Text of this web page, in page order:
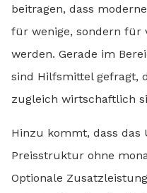
beitragen, dass
für wenige, sondern für
werden. Gerade im
sind Hilfsmittel gefragt,
zugleich wirtschaftlich
Hinzu kommt, dass das
Preisstruktur ohne
Optionale